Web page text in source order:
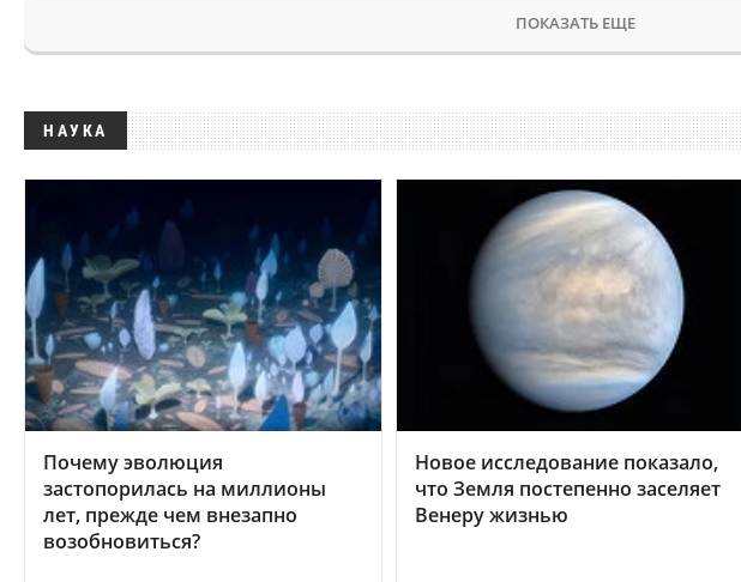
ПОКАЗАТЬ ЕЩЕ
НАУКА
Почему эволюция
застопорилась на миллионы
лет, прежде чем внезапно
возобновиться?
Новое исследование показало,
что Земля постепенно заселяет
Венеру жизнью